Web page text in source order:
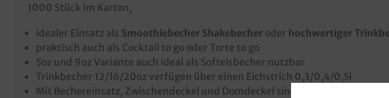
1000 Stück im Karton,
idealer Einsatz als Smoothiebecher Shakebecher oder hochwertiger
praktisch auch als Cocktail to go oder Torte to go
5oz und 9oz Variante auch ideal als Softeisbecher nutzbar
Trinkbecher 12/16/20oz verfügen über einen Eichstrich 0,3/0,4/0,5l
Mit Bechereinsatz, Zwischendeckel und Domdeckel sind bis zu 3